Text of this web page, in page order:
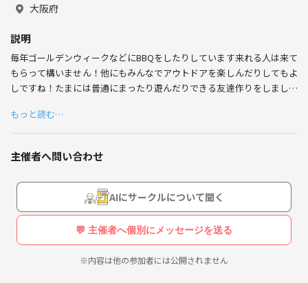
大阪府
説明
毎年ゴールデンウィークなどにBBQをしたりしています来れる人は来て
もらって構いません！他にもみんなでアウトドアを楽しんだりしてもよ
しですね！たまには普通にまったり遊んだりできる友達作りをしましょ
もっと読む…
主催者へ問い合わせ
AIにサークルについて聞く
💬 主催者へ個別にメッセージを送る
※内容は他の参加者には公開されません